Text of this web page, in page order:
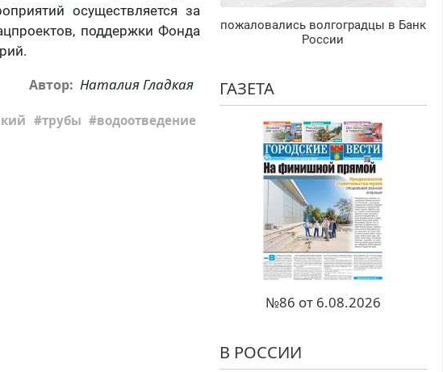
осуществляется за
поддержки Фонда
Автор: Наталия Гладкая
трубы водоотведение
пожаловались волгоградцы в Банк
России
ГАЗЕТА
№86 от 6.08.2026
В РОССИИ